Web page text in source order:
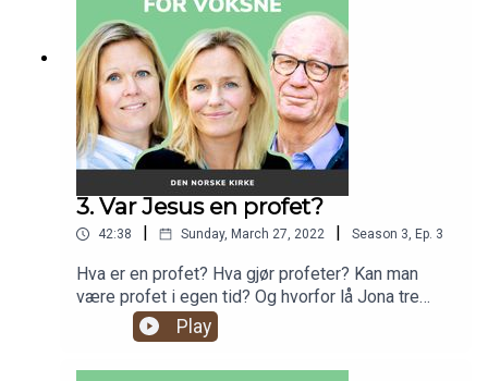
3. Var Jesus en profet?
42:38 Sunday, March 27, 2022 Season 3, Ep. 3
Hva er en profet? Hva gjør profeter? Kan man
være profet i egen tid? Og hvorfor lå Jona tre
dager i hvalens buk? Vi snakker om noen av de
viktigste profetene i kristendommen, og hvilken
rolle de har spilt i vår historie.
Play